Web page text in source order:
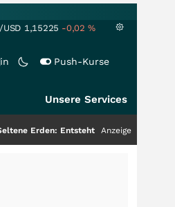
USD 1,15225 -0,02 %
Push-Kurse
Unsere Services
Entsteht hier die nächste
Anzeige